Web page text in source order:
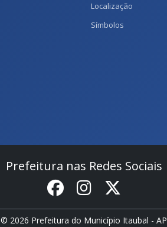
Localização
Símbolos
Prefeitura nas Redes Sociais
© 2026 Prefeitura do Município Itaubal - AP